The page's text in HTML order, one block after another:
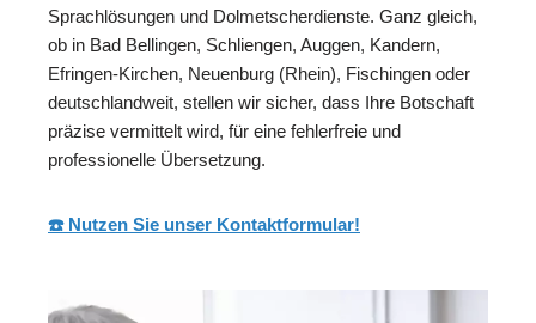
Sprachlösungen und Dolmetscherdienste. Ganz gleich,
ob in Bad Bellingen, Schliengen, Auggen, Kandern,
Efringen-Kirchen, Neuenburg (Rhein), Fischingen oder
deutschlandweit, stellen wir sicher, dass Ihre Botschaft
präzise vermittelt wird, für eine fehlerfreie und
professionelle Übersetzung.
☎️ Nutzen Sie unser Kontaktformular!